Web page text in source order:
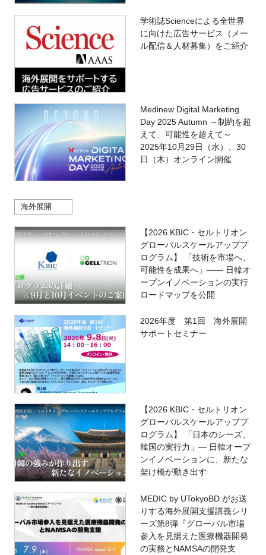
学術誌Scienceによる全世界
に向けた広告サービス（メー
ル配信＆人材募集）をご紹介
Medinew Digital Marketing
Day 2025 Autumn ～制約を超
えて、可能性を超えて～
2025年10月29日（水）、30
日（木）オンライン開催
海外展開
【2026 KBIC・セルトリオン
グローバルスケールアッププ
ログラム】 「技術を市場へ、
可能性を成果へ」―― 日韓オ
ープンイノベーションの実行
ロードマップを公開
2026年度 第1回 海外展開
サポートセミナー
【2026 KBIC・セルトリオン
グローバルスケールアッププ
ログラム】 「日本のシーズ、
韓国の実行力」― 日韓オープ
ンイノベーションに、新たな
架け橋が動き出す
MEDIC by UTokyoBD がお送
りする海外展開支援講義シリ
ーズ第8弾『グローバル市場
参入を見据えた医療機器開発
の実務とNAMSAの開発支